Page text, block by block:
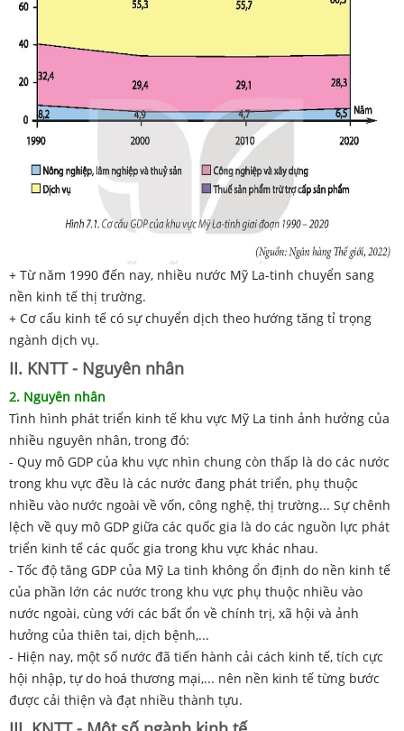
+ Từ năm 1990 đến nay, nhiều nước Mỹ La-tinh chuyển sang
nền kinh tế thị trường.
+ Cơ cấu kinh tế có sự chuyển dịch theo hướng tăng tỉ trọng
ngành dịch vụ.
II. KNTT - Nguyên nhân
2. Nguyên nhân
Tình hình phát triển kinh tế khu vực Mỹ La tinh ảnh hưởng của
nhiều nguyên nhân, trong đó:
- Quy mô GDP của khu vực nhìn chung còn thấp là do các nước
trong khu vực đều là các nước đang phát triển, phụ thuộc
nhiều vào nước ngoài về vốn, công nghệ, thị trường... Sự chênh
lệch về quy mô GDP giữa các quốc gia là do các nguồn lực phát
triển kinh tế các quốc gia trong khu vực khác nhau.
- Tốc độ tăng GDP của Mỹ La tinh không ổn định do nền kinh tế
của phần lớn các nước trong khu vực phụ thuộc nhiều vào
nước ngoài, cùng với các bất ổn về chính trị, xã hội và ảnh
hưởng của thiên tai, dịch bệnh,...
- Hiện nay, một số nước đã tiến hành cải cách kinh tế, tích cực
hội nhập, tự do hoá thương mại,... nên nền kinh tế từng bước
được cải thiện và đạt nhiều thành tựu.